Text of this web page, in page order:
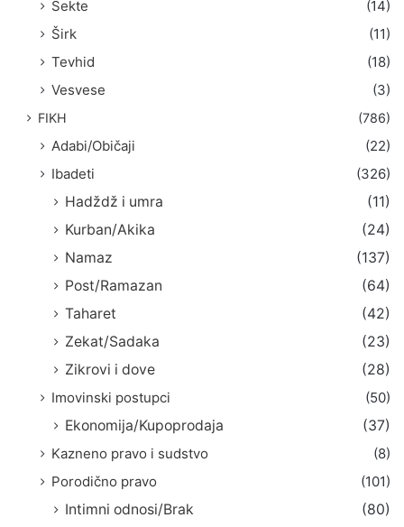
Sekte
(14)
Širk
(11)
Tevhid
(18)
Vesvese
(3)
FIKH (786)
Adabi/Običaji
(22)
Ibadeti
(326)
Hadždž i umra
(11)
Kurban/Akika
(24)
Namaz
(137)
Post/Ramazan
(64)
Taharet
(42)
Zekat/Sadaka
(23)
Zikrovi i dove
(28)
Imovinski postupci
(50)
Ekonomija/Kupoprodaja
(37)
Kazneno pravo i sudstvo
(8)
Porodično pravo
(101)
Intimni odnosi/Brak
(80)